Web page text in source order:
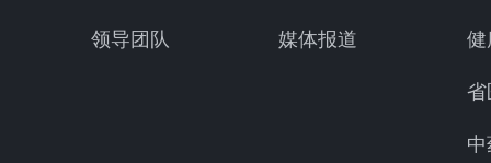
领导团队 媒体报道 健
省